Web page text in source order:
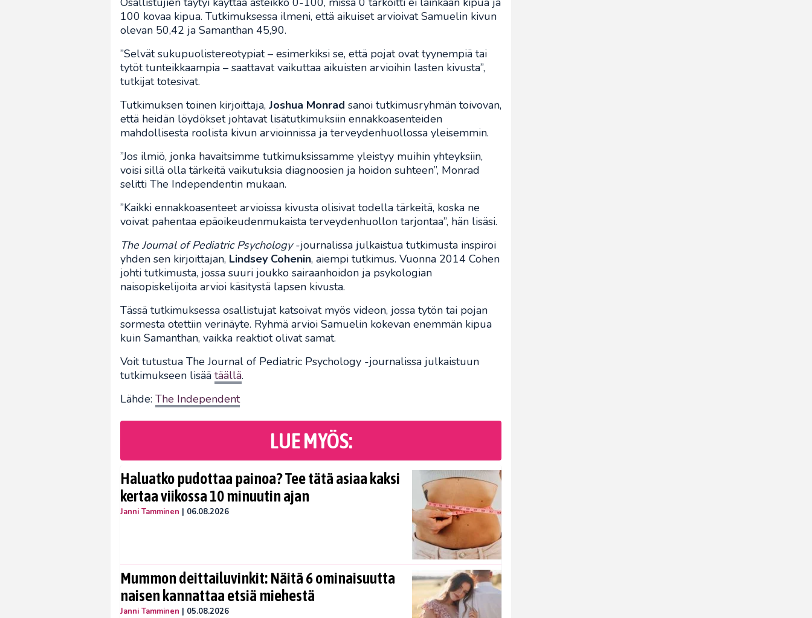
100 kovaa kipua. Tutkimuksessa ilmeni, että aikuiset arvioivat Samuelin kivun
olevan 50,42 ja Samanthan 45,90.
”Selvät sukupuolistereotypiat – esimerkiksi se, että pojat ovat tyynempiä tai
tytöt tunteikkaampia – saattavat vaikuttaa aikuisten arvioihin lasten kivusta”,
tutkijat totesivat.
Tutkimuksen toinen kirjoittaja, Joshua Monrad sanoi tutkimusryhmän toivovan,
että heidän löydökset johtavat lisätutkimuksiin ennakkoasenteiden
mahdollisesta roolista kivun arvioinnissa ja terveydenhuollossa yleisemmin.
”Jos ilmiö, jonka havaitsimme tutkimuksissamme yleistyy muihin yhteyksiin,
voisi sillä olla tärkeitä vaikutuksia diagnoosien ja hoidon suhteen”, Monrad
selitti The Independentin mukaan.
”Kaikki ennakkoasenteet arvioissa kivusta olisivat todella tärkeitä, koska ne
voivat pahentaa epäoikeudenmukaista terveydenhuollon tarjontaa”, hän lisäsi.
The Journal of Pediatric Psychology-journalissa julkaistua tutkimusta inspiroi
yhden sen kirjoittajan, Lindsey Cohenin, aiempi tutkimus. Vuonna 2014 Cohen
johti tutkimusta, jossa suuri joukko sairaanhoidon ja psykologian
naisopiskelijoita arvioi käsitystä lapsen kivusta.
Tässä tutkimuksessa osallistujat katsoivat myös videon, jossa tytön tai pojan
sormesta otettiin verinäyte. Ryhmä arvioi Samuelin kokevan enemmän kipua
kuin Samanthan, vaikka reaktiot olivat samat.
Voit tutustua The Journal of Pediatric Psychology -journalissa julkaistuun
tutkimukseen lisää täällä.
Lähde: The Independent
LUE MYÖS:
Haluatko pudottaa painoa? Tee tätä asiaa kaksi
kertaa viikossa 10 minuutin ajan
Janni Tamminen | 06.08.2026
Mummon deittailuvinkit: Näitä 6 ominaisuutta
naisen kannattaa etsiä miehestä
Janni Tamminen | 05.08.2026